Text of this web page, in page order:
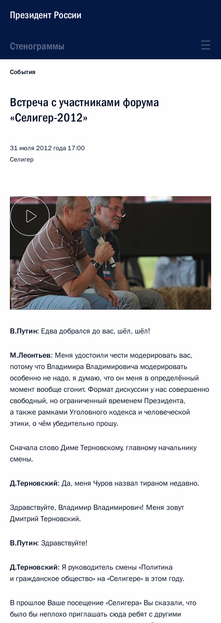
Президент России
Стенограммы
События
Встреча с участниками форума
«Селигер-2012»
31 июля 2012 года 17:00
Селигер
В.Путин: Едва добрался до вас, шёл, шёл!
М.Леонтьев: Меня удостоили чести модерировать вас,
потому что Владимира Владимировича модерировать
особенно не надо, я думаю, что он меня в определённый
момент вообще сгонит. Формат дискуссии у нас совершенно
свободный, но ограниченный временем Президента,
а также рамками Уголовного кодекса и человеческой
этики, о чём убедительно прошу.
Сначала слово Диме Терновскому, главному начальнику
смены.
Д.Терновский: Да, меня Чуров назвал тираном недавно.
Здравствуйте, Владимир Владимирович! Меня зовут
Дмитрий Терновский.
В.Путин: Здравствуйте!
Д.Терновский: Я руководитель смены «Политика
и гражданское общество» на «Селигере» в этом году.
В прошлое Ваше посещение «Селигера» Вы сказали, что
было бы неплохо приглашать сюда ребят с другими